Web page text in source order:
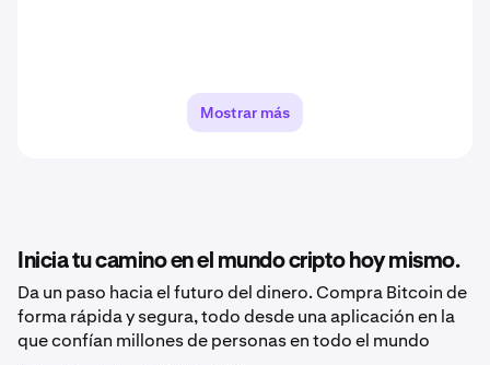
Mostrar más
Inicia tu camino en el mundo cripto hoy mismo.
Da un paso hacia el futuro del dinero. Compra Bitcoin de
forma rápida y segura, todo desde una aplicación en la
que confían millones de personas en todo el mundo